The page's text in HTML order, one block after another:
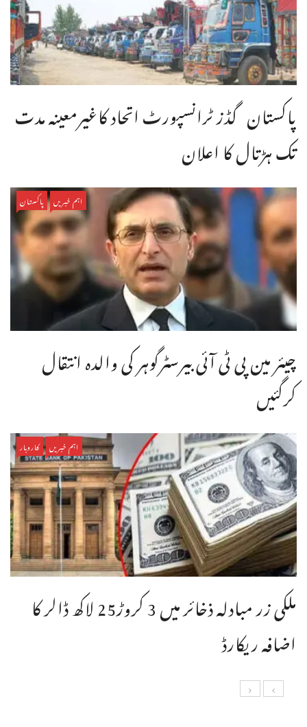
پاکستان گڈز ٹرانسپورٹ اتحاد کاغیرمعینہ مدت
تک ہڑتال کا اعلان
اہم خبریں پاکستان
چیئر مین پی ٹی آئی بیرسٹرگوہر کی والدہ انتقال
کرگئیں
اہم خبریں کاروبار
ملکی زر مبادلہ ذخائر میں 3 کروڑ25 لاکھ ڈالر کا
اضافہ ریکارڈ